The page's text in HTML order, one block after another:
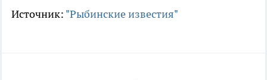
Источник: "Рыбинские известия"